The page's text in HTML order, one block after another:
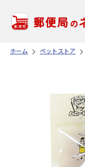
ホーム ペットストア